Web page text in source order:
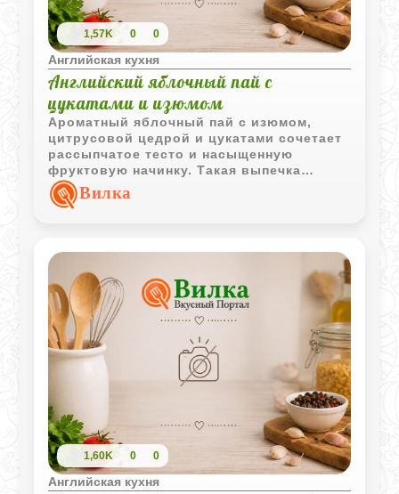
1,57K 0 0
Английская кухня
Английский яблочный пай с
цукатами и изюмом
Ароматный яблочный пай с изюмом,
цитрусовой цедрой и цукатами сочетает
рассыпчатое тесто и насыщенную
фруктовую начинку. Такая выпечка
особенно хорошо подходит для
семейного чаепития.
Вилка
1,60K 0 0
Английская кухня